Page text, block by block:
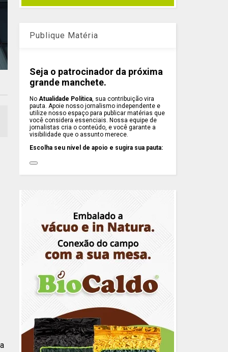
Publique Matéria
Seja o patrocinador da próxima
grande manchete.
NoAtualidade Política, sua contribuição vira
pauta. Apoie nosso jornalismo independente e
utilize nosso espaço para publicar matérias que
você considera essenciais. Nossa equipe de
jornalistas cria o conteúdo, e você garante a
visibilidade que o assunto merece.
Escolha seu nível de apoio e sugira sua pauta: